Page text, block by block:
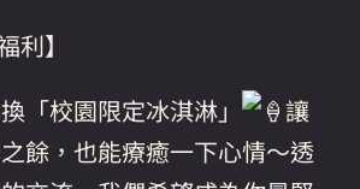
利】
「校園限定冰淇淋」
讓
餘，也能療癒一下心情～透